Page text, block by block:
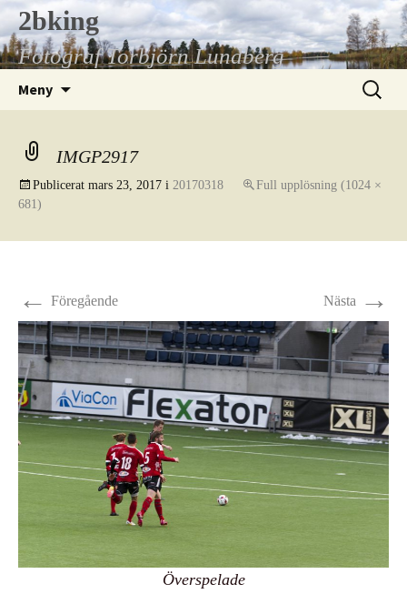
Hoppa
till
innehåll
2bking
Fotograf Torbjörn Lundberg
Meny
Sök
efter:
IMGP2917
Publicerat mars 23, 2017 i 20170318
Full upplösning (1024 ×
681)
← Föregående Nästa →
Överspelade